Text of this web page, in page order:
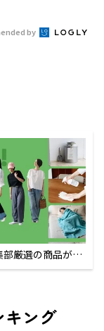
by
厳選の商品が買
キング